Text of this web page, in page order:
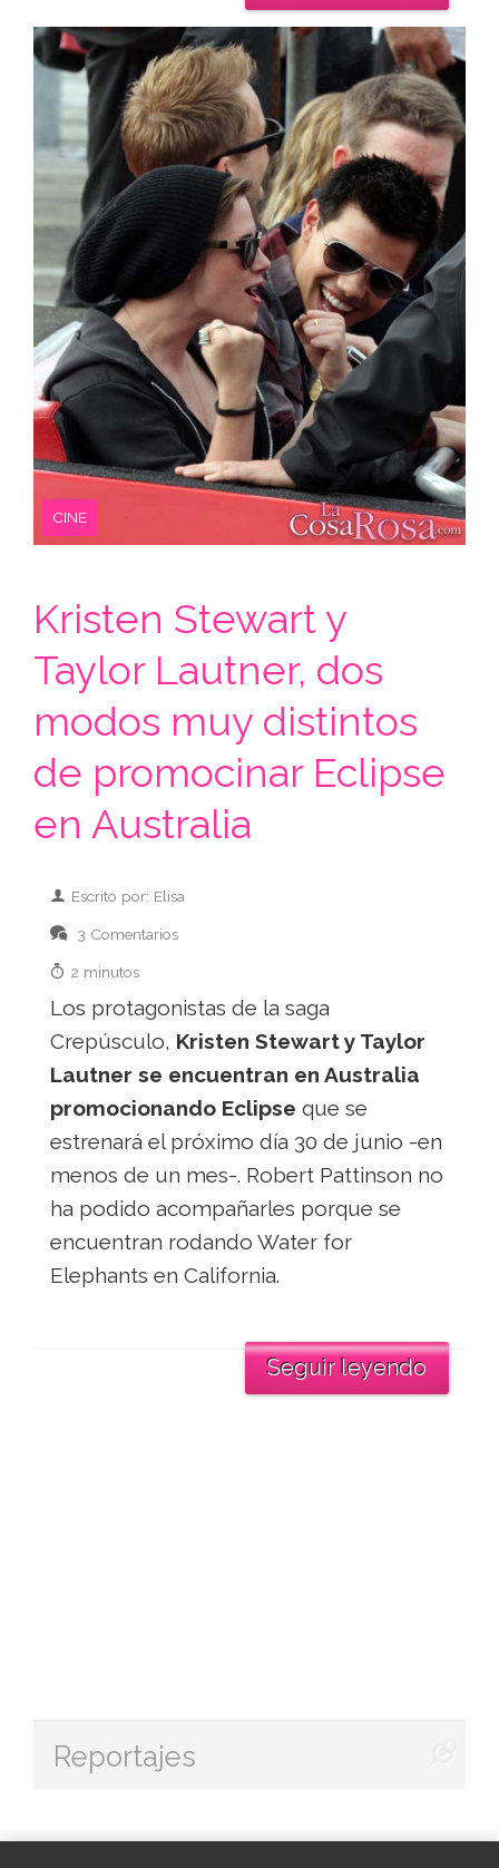
CINE
Kristen Stewart y
Taylor Lautner, dos
modos muy distintos
de promocinar Eclipse
en Australia
Escrito por: Elisa
3 Comentarios
2 minutos
Los protagonistas de la saga
Crepúsculo, Kristen Stewart y Taylor
Lautner se encuentran en Australia
promocionando Eclipse que se
estrenará el próximo día 30 de junio -en
menos de un mes-. Robert Pattinson no
ha podido acompañarles porque se
encuentran rodando Water for
Elephants en California.
Seguir leyendo
Reportajes